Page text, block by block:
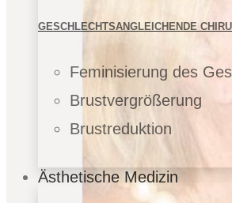
GESCHLECHTSANGLEICHENDE
Feminisierung des
Brustvergrößerung
Brustreduktion
Ästhetische Medizin